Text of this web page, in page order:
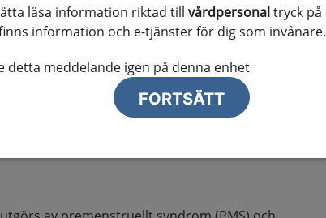
läsa information riktad till vårdpersonaltryck på
information och e-tjänster för dig som invånare.
detta meddelande igen på denna enhet
FORTSÄTT
för primärvården i Region Stockholm hittar du på